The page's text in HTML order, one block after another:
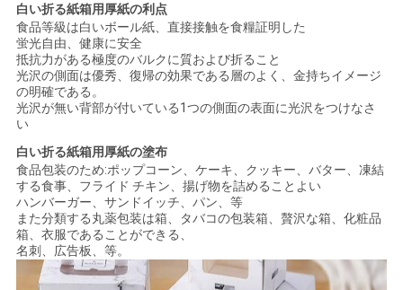
ー
ス
事
件
地
図
白い折る紙箱用厚紙の利点
食品等級は白いボール紙、直接接触を食糧証明した
蛍光自由、健康に安全
抵抗力がある極度のバルクに質および折ること
光沢の側面は優秀、復帰の効果である層のよく、金持ちイメージ
の明確である。
光沢が無い背部が付いている1つの側面の表面に光沢をつけなさ
い
白い折る紙箱用厚紙の塗布
食品包装のため:ポップコーン、ケーキ、クッキー、バター、凍結
する食事、フライド チキン、揚げ物を詰めることよい
ハンバーガー、サンドイッチ、パン、等
また分類する丸薬包装は箱、タバコの包装箱、贅沢な箱、化粧品
箱、衣服であることができる、
名刺、広告板、等。